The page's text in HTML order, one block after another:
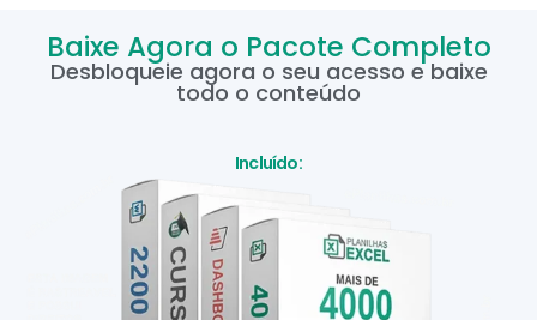
Baixe Agora o Pacote Completo
Desbloqueie agora o seu acesso e baixe
todo o conteúdo
Incluído: